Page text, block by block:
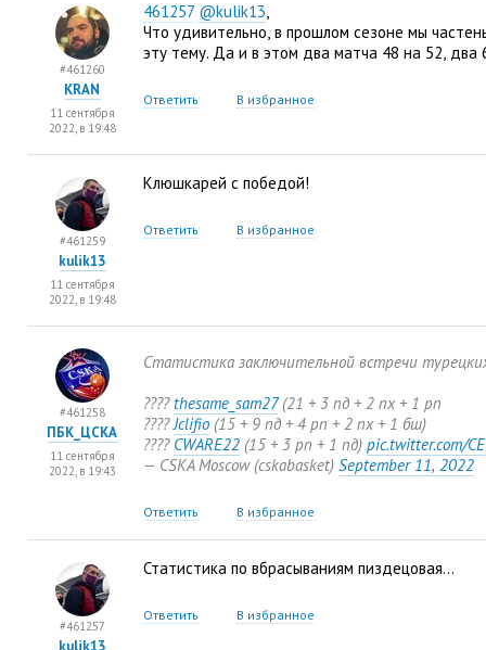
461257 @kulik13,
Что удивительно, в прошлом сезоне мы
эту тему. Да и в этом два матча 48 на 52, два
Ответить В избранное
#461260
KRAN
11 сентября
2022, в 19:48
Клюшкарей с победой!
Ответить В избранное
#461259
kulik13
11 сентября
2022, в 19:48
Статистика заключительной встречи турецких
???? thesame_sam27 (21 + 3 пд + 2 пх + 1 рп
????Jclifio (15 + 9 пд + 4 рп + 2 пх + 1 бш)
???? CWARE22 (15 + 3 рп + 1 пд) pic.twitter.com/
— CSKA Moscow (cskabasket) September 11, 2022
Ответить В избранное
#461258
ПБК_ЦСКА
11 сентября
2022, в 19:43
Статистика по вбрасываниям пиздецовая…
Ответить В избранное
#461257
kulik13